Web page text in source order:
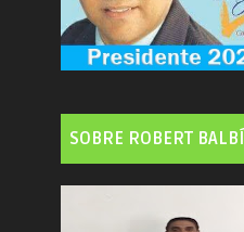
SOBRE ROBERT BALBÍ